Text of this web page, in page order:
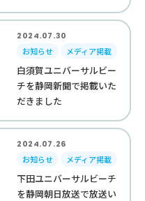
2024.07.30
お知らせ
メディア掲載
白須賀ユニバーサルビー
チを静岡新聞で掲載いた
だきました
2024.07.26
お知らせ
メディア掲載
下田ユニバーサルビーチ
を静岡朝日放送で放送い